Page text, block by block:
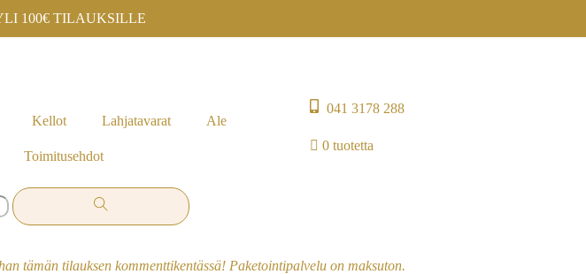
100€ TILAUKSILLE
Kellot Lahjatavarat Ale
Toimitusehdot
041 3178 288
0 tuotetta
tämän tilauksen kommenttikentässä! Paketointipalvelu on maksuton.